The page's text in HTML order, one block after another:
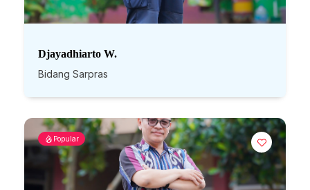
Djayadhiarto W.
Bidang Sarpras
Popular